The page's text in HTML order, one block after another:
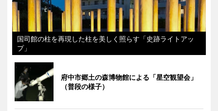
国司館の柱を再現した柱を美しく照らす「史跡ライトアッ
プ」
府中市郷土の森博物館による「星空観望会」
（普段の様子）